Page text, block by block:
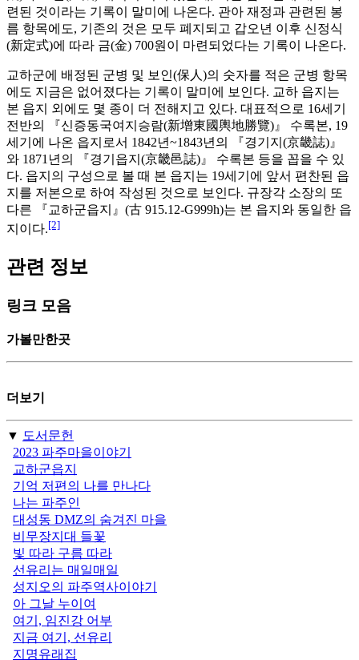
련된 것이라는 기록이 말미에 나온다. 관아 재정과 관련된 봉
름 항목에도, 기존의 것은 모두 폐지되고 갑오년 이후 신정식
(新定式)에 따라 금(金) 700원이 마련되었다는 기록이 나온다.
교하군에 배정된 군병 및 보인(保人)의 숫자를 적은 군병 항목
에도 지금은 없어졌다는 기록이 말미에 보인다. 교하 읍지는
본 읍지 외에도 몇 종이 더 전해지고 있다. 대표적으로 16세기
전반의 『신증동국여지승람(新增東國輿地勝覽)』 수록본, 19
세기에 나온 읍지로서 1842년~1843년의 『경기지(京畿誌)』
와 1871년의 『경기읍지(京畿邑誌)』 수록본 등을 꼽을 수 있
다. 읍지의 구성으로 볼 때 본 읍지는 19세기에 앞서 편찬된 읍
지를 저본으로 하여 작성된 것으로 보인다. 규장각 소장의 또
다른 『교하군읍지』(古 915.12-G999h)는 본 읍지와 동일한 읍
지이다.[2]
관련 정보
링크 모음
가볼만한곳
더보기
▼ 도서문헌
2023 파주마을이야기
교하군읍지
기억 저편의 나를 만나다
나는 파주인
대성동 DMZ의 숨겨진 마을
비무장지대 들꽃
빛 따라 구름 따라
선유리는 매일매일
성지오의 파주역사이야기
아 그날 누이여
여기, 임진강 어부
지금 여기, 선유리
지명유래집